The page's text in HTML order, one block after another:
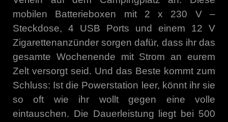
mobilen Batterieboxen mit 2 x 230 V –
Steckdose, 4 USB Ports und einem 12 V
Zigarettenanzünder sorgen dafür, dass ihr das
gesamte Wochenende mit Strom an eurem
Zelt versorgt seid. Und das Beste kommt zum
Schluss: Ist die Powerstation leer, könnt ihr sie
so oft wie ihr wollt gegen eine volle
eintauschen. Die Dauerleistung liegt bei 500